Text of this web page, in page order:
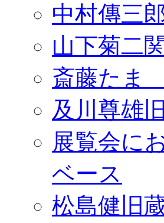
中村傳三
山下菊二
斎藤たま
及川尊雄
展覧会に
ベース
松島健旧